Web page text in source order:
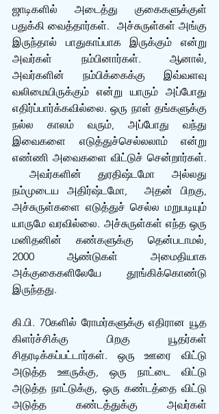
ஜாடிகளில் அடைத்து குகைகளுக்குள்
பதுக்கி வைத்தார்கள்.  அச்சுருள்கள் அங்கு
இருந்தால் பாதுகாப்பாக இருக்கும் என்று
அவர்கள் நம்பினார்கள். ஆனால்,
அவர்களின் நம்பிக்கைக்கு இவ்வளவு
வலிமையிருக்கும் என்று யாரும் அப்போது
எதிர்ப்பார்க்கவில்லை. ஒரு நாள் தங்களுக்கு
நல்ல‌ காலம் வரும், அப்போது வந்து
இவைகளை எடுத்துச்செல்லலாம் என்று
எண்ணி அவைகளை விட்டுச் சென்றார்கள்.
அவர்களின் துரதிஷ்டமோ அல்லது
நம்முடைய அதிர்ஷ்டமோ,  அதன் பிறகு,
அச்சுருள்களை எடுத்துச் செல்ல மறுபடியும்
யாருமே வரவில்லை. அச்சுருள்கள் எந்த ஒரு
மனிதனின் கண்களுக்கு தென்படாமல்,
2000 ஆண்டுகள் அமைதியாக
அக்குகைகளிலேயே தூங்கிக்கொண்டு
இருந்தது.
கி.பி. 70களில் ரோமர்களுக்கு எதிரான யூத
கிளர்ச்சிக்கு பிறகு யூதர்கள்
சிதரடிக்கப்பட்டார்கள். ஒரு ஊரை விட்டு
அடுத்த ஊருக்கு, ஒரு நாட்டை விட்டு
அடுத்த நாட்டுக்கு, ஒரு கண்டத்தை விட்டு
அடுத்த கண்டத்துக்கு அவர்கள்